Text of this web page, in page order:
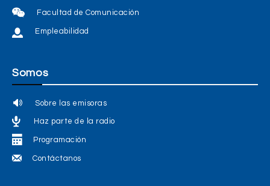
Facultad de Comunicación
Empleabilidad
Somos
Sobre las emisoras
Haz parte de la radio
Programación
Contáctanos